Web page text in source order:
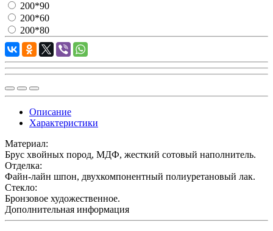
200*90
200*60
200*80
Описание
Характеристики
Материал:
Брус хвойных пород, МДФ, жесткий сотовый наполнитель.
Отделка:
Файн-лайн шпон, двухкомпонентный полиуретановый лак.
Стекло:
Бронзовое художественное.
Дополнительная информация